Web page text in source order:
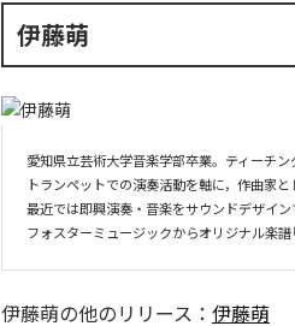
伊藤萌
愛知県立芸術大学音楽学部卒業。ティーチン
トランペットでの演奏活動を軸に，作曲家
最近では即興演奏・音楽をサウンドデザイン
伊藤萌の他のリリース： 伊藤萌